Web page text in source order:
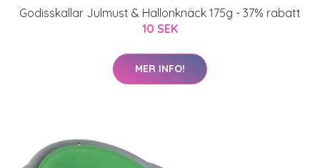
Godisskallar Julmust & Hallonknäck 175g - 37% rabatt
10 SEK
MER INFO!